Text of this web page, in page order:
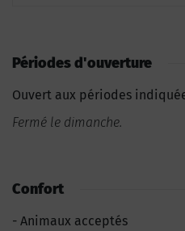
Périodes d'ouverture
Ouvert aux périodes
Fermé le dimanche.
Confort
Animaux acceptés